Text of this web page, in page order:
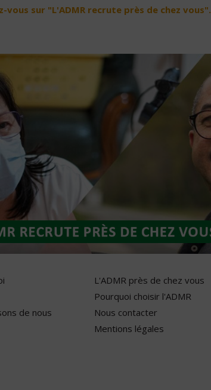
vous sur "L'ADMR recrute près de chez vous".
de nous
L'ADMR près de chez vous
Pourquoi choisir l'ADMR
Nous contacter
Mentions légales